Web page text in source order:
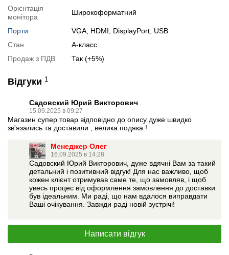
Ви можете розширити строк гарантії на
Можлива також комплектаціякабелями,клавіатурою
"Аксесуари
" разом з основним товаром.
Специфікація, тести та технічні звіти
Орієнтація
монітора
Широкоформатний
Порти
VGA, HDMI, DisplayPort, USB
Стан
А-класс
Продаж з ПДВ
Так (+5%)
Відгуки 1
Садовский Юрий Викторович
15.09.2025 в 09:27
Магазин супер товар відповідно до опису дуже швидко
зв'язались та доставили , велика подяка !
Менеджер Олег
16.09.2025 в 14:28
Садовский Юрий Викторович, дуже вдячні Вам за такий
детальний і позитивний відгук! Для нас важливо, щоб
кожен клієнт отримував саме те, що замовляв, і щоб
увесь процес від оформлення замовлення до доставки
був ідеальним. Ми раді, що нам вдалося виправдати
Ваші очікування. Завжди раді новій зустрічі!
Написати відгук